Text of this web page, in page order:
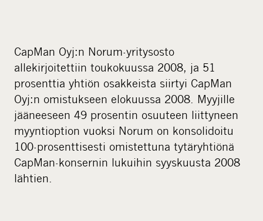
CapMan Oyj:n Norum-yritysosto
allekirjoitettiin toukokuussa 2008, ja 51
prosenttia yhtiön osakkeista siirtyi CapMan
Oyj:n omistukseen elokuussa 2008. Myyjille
jääneeseen 49 prosentin osuuteen liittyneen
myyntioption vuoksi Norum on konsolidoitu
100-prosenttisesti omistettuna tytäryhtiönä
CapMan-konsernin lukuihin syyskuusta 2008
lähtien.